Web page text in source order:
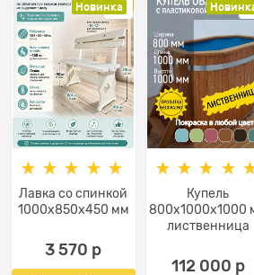
Новинка
Лавка со спинкой
1000x850х450 мм
3 570 р
Купель
800х1000х1000
лиственница
112 000 р